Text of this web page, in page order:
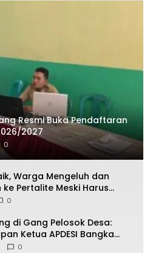
Resmi Buka Pendaftaran
2027
0
Warga Mengeluh dan
ke Pertalite Meski Harus
0
di Gang Pelosok Desa:
Ketua APDESI Bangka
Babel
0